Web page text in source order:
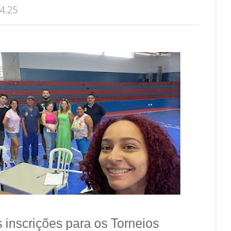
inscrições para os Torneios